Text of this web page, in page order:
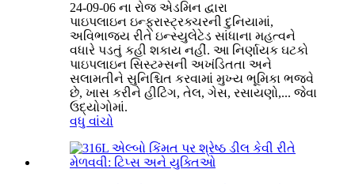
24-09-06 ના રોજ એડમિન દ્વારા
પાઇપલાઇન ઇન્ફ્રાસ્ટ્રક્ચરની દુનિયામાં,
અવિભાજ્ય રીતે ઇન્સ્યુલેટેડ સાંધાના મહત્વને
વધારે પડતું કહી શકાય નહીં. આ નિર્ણાયક ઘટકો
પાઇપલાઇન સિસ્ટમ્સની અખંડિતતા અને
સલામતીને સુનિશ્ચિત કરવામાં મુખ્ય ભૂમિકા ભજવે
છે, ખાસ કરીને હીટિંગ, તેલ, ગેસ, રસાયણો,... જેવા
ઉદ્યોગોમાં.
વધુ વાંચો